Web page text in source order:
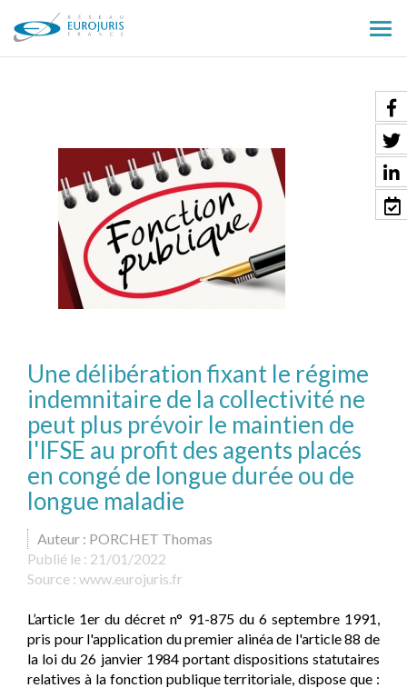
le
Une délibération fixant le régime
indemnitaire de la collectivité ne
peut plus prévoir le maintien de
l'IFSE au profit des agents placés
en congé de longue durée ou de
longue maladie
Auteur : PORCHET Thomas
Publié le : 21/01/2022
Source : www.eurojuris.fr
L’article 1er du décret n° 91-875 du 6 septembre 1991,
pris pour l'application du premier alinéa de l'article 88 de
la loi du 26 janvier 1984 portant dispositions statutaires
relatives à la fonction publique territoriale, dispose que :